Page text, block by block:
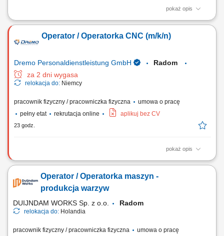
pokaż opis
Opis stanowiska Pomoc w obsłudze maszyn do produkcji opakowań
Odbieranie i kontrola jakości gotowych produktów. Pakowanie oraz
kompletowanie wyrobów. Usuwanie drobnych zakłóceń pracy maszyn
Operator / Operatorka CNC (m/k/n)
Dremo Personaldienstleistung GmbH
Radom
za 2 dni wygasa
relokacja do: Niemcy
pracownik fizyczny / pracowniczka fizyczna
umowa o pracę
pełny etat
rekrutacja online aplikuj bez CV
23 godz.
pokaż opis
Nasz klient poszerza zespół i poszukuje doświadczonych operatorów
umiejętności w obsłudze i ustawianiu urządzeń CNC oraz chcą
pracować w nowoczesnym, dobrze wyposażonym środowisku
Operator / Operatorka maszyn -
produkcja warzyw
DUIJNDAM WORKS Sp. z o.o. Radom
relokacja do: Holandia
pracownik fizyczny / pracowniczka fizyczna
umowa o pracę